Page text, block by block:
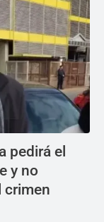
pedirá el
y no
crimen